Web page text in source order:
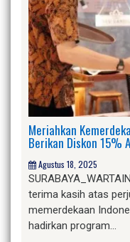
Meriahkan
Berikan Diskon 15%
Agustus 18, 2025
terima kasih atas
memerdekaan
hadirkan program…